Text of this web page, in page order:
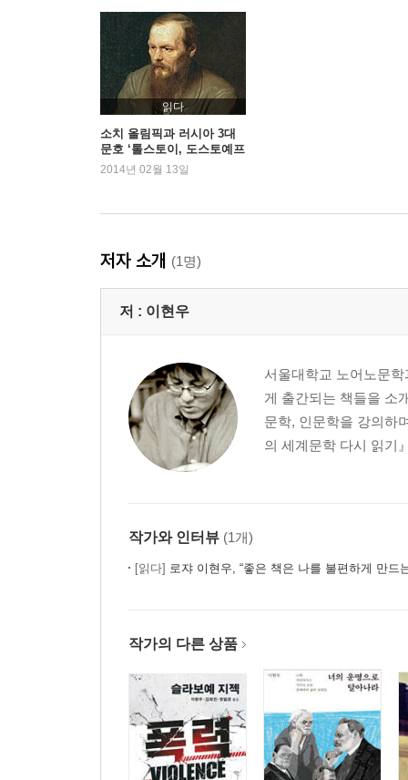
제6강. 러시아적 수난과 구원의 변증법
도스토예프스키의 『죄와 벌』, 『카라마조프가의
제7강. 사람은 무엇으로 사는가
톨스토이의 『안나 카레니나』 읽기
제8강. 코믹과 우수의 작가
체호프의 『갈매기』 읽기
읽다
소치 올림픽과 러시아 3대
문호 ‘톨스토이, 도스토예프
스키, 투르게네프’
2014년 02월 13일
저자 소개 (1명)
저 : 이현우
서울대학교 노어노문
게 출간되는 책들을 소
문학, 인문학을 강의하
의 세계문학 다시 읽기
작가와 인터뷰 (1개)
[읽다] 로쟈 이현우, “좋은 책은 나를 불편하게 만드
작가의 다른 상품